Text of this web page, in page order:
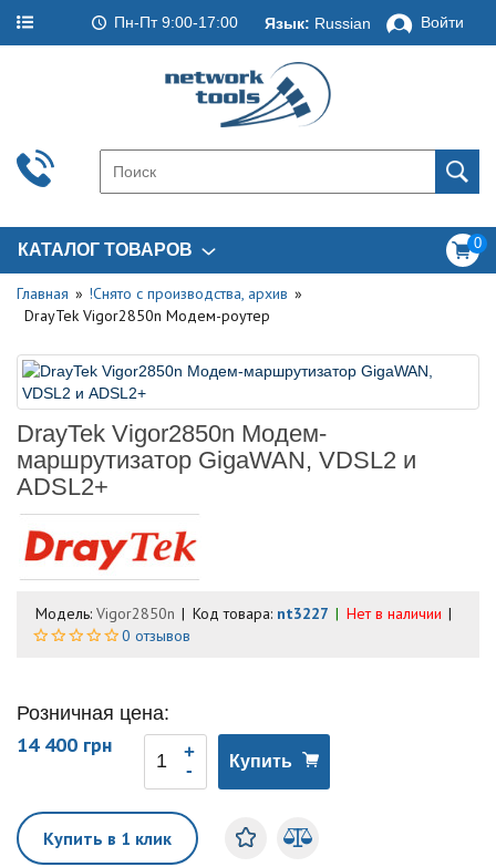
Пн-Пт 9:00-17:00 Язык: Russian Войти
КАТАЛОГ ТОВАРОВ 0
Главная
!Снято с производства, архив
DrayTek Vigor2850n Модем-роутер
DrayTek Vigor2850n Модем-
маршрутизатор GigaWAN, VDSL2 и
ADSL2+
Модель: Vigor2850n Код товара: nt3227
Нет в наличии
0 отзывов
Розничная цена:
14 400 грн
Купить
Купить в 1 клик